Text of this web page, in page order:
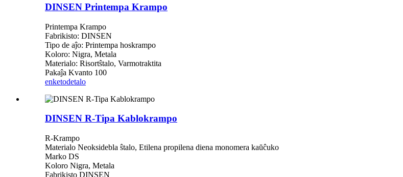
DINSEN Printempa Krampo
Printempa Krampo
Fabrikisto: DINSEN
Tipo de aĵo: Printempa hoskrampo
Koloro: Nigra, Metala
Materialo: Risortŝtalo, Varmotraktita
Pakaĵa Kvanto 100
enketodetalo
DINSEN R-Tipa Kablokrampo
R-Krampo
Materialo Neoksidebla ŝtalo, Etilena propilena diena monomera kaŭĉuko
Marko DS
Koloro Nigra, Metala
Fabrikisto DINSEN